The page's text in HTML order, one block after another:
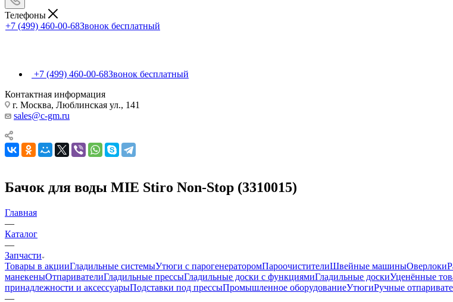
Телефоны
+7 (499) 460-00-68Звонок бесплатный
+7 (499) 460-00-68Звонок бесплатный
Контактная информация
г. Москва, Люблинская ул., 141
sales@c-gm.ru
Бачок для воды MIE Stiro Non-Stop (3310015)
Главная
—
Каталог
—
Запчасти
Товары в акцииГладильные системыУтюги с парогенераторомПароочистителиШвейные машиныОверлоки
манекеныОтпаривателиГладильные прессыГладильные доски с функциямиГладильные доскиУценённые
принадлежности и аксессуарыПодставки под прессыПромышленное оборудованиеУтюгиРучные
—